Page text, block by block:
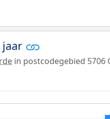
in postcodegebied 5706